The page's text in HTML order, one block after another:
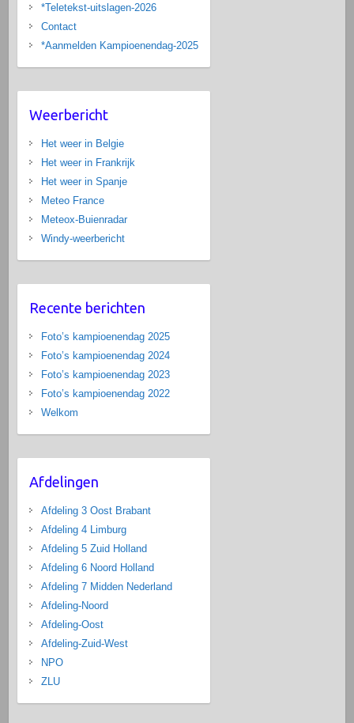
*Teletekst-uitslagen-2026
Contact
*Aanmelden Kampioenendag-2025
Weerbericht
Het weer in Belgie
Het weer in Frankrijk
Het weer in Spanje
Meteo France
Meteox-Buienradar
Windy-weerbericht
Recente berichten
Foto’s kampioenendag 2025
Foto’s kampioenendag 2024
Foto’s kampioenendag 2023
Foto’s kampioenendag 2022
Welkom
Afdelingen
Afdeling 3 Oost Brabant
Afdeling 4 Limburg
Afdeling 5 Zuid Holland
Afdeling 6 Noord Holland
Afdeling 7 Midden Nederland
Afdeling-Noord
Afdeling-Oost
Afdeling-Zuid-West
NPO
ZLU